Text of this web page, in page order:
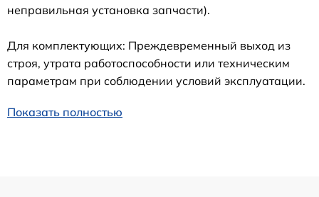
неправильная установка запчасти).
Для комплектующих: Преждевременный выход из
строя, утрата работоспособности или техническим
параметрам при соблюдении условий эксплуатации.
Показать полностью